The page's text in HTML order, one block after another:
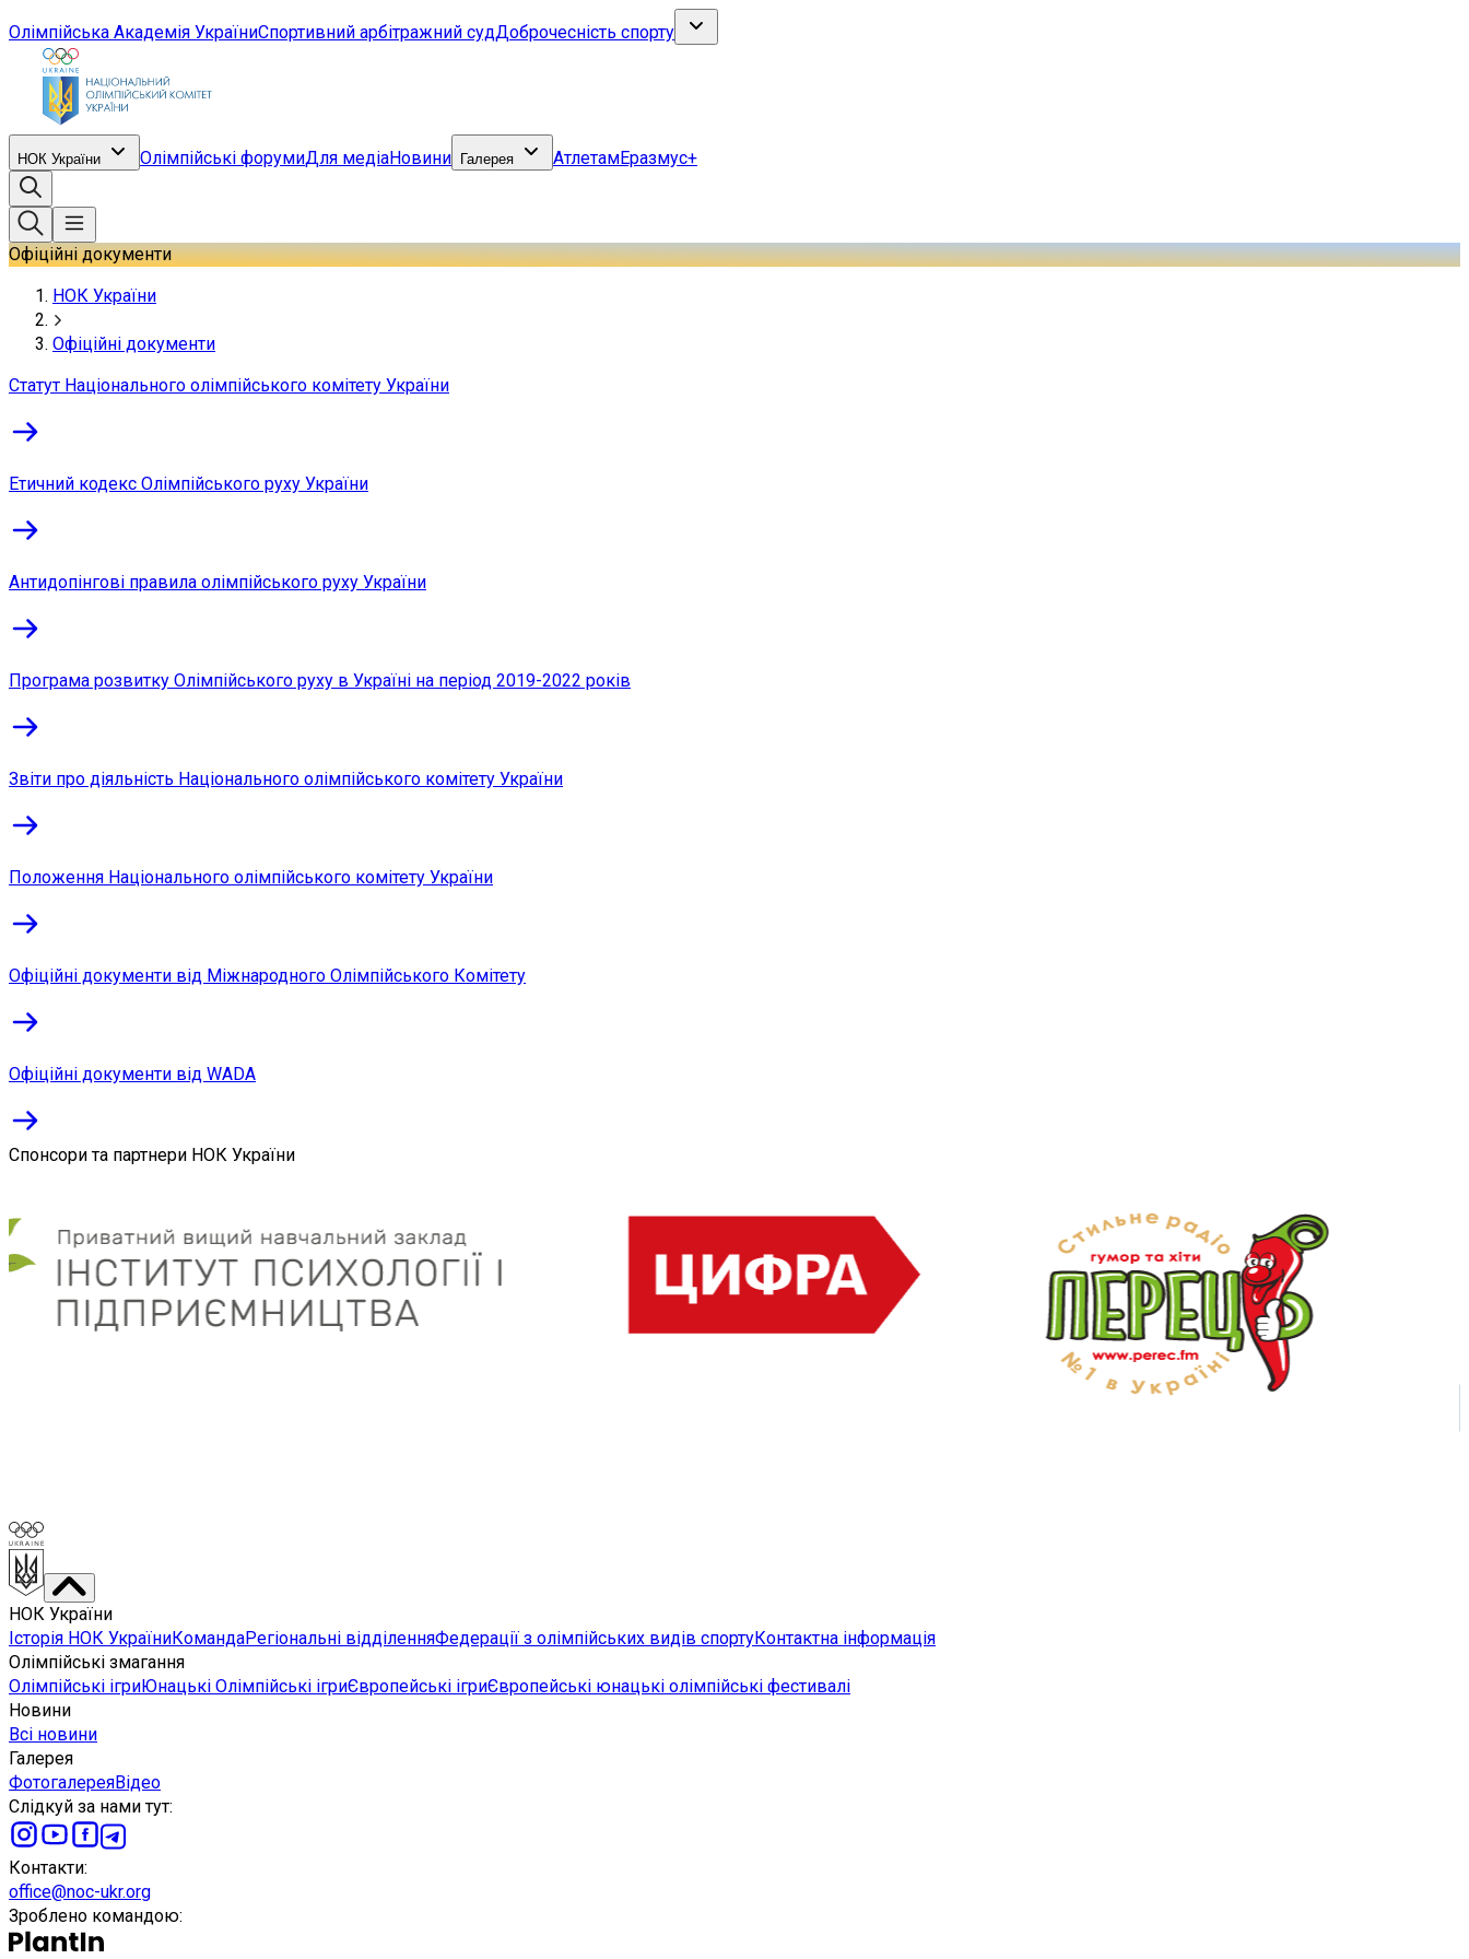
Олімпійська Академія УкраїниСпортивний арбітражний судДоброчесність спорту
НОК України Олімпійські форумиДля медіаНовини Галерея АтлетамЕразмус+
Офіційні документи
НОК України
Офіційні документи
Статут Національного олімпійського комітету України
Етичний кодекс Олімпійського руху України
Антидопінгові правила олімпійського руху України
Програма розвитку Олімпійського руху в Україні на період 2019-2022 років
Звіти про діяльність Національного олімпійського комітету України
Положення Національного олімпійського комітету України
Офіційні документи від Міжнародного Олімпійського Комітету
Офіційні документи від WADA
Спонсори та партнери НОК України
НОК України
Історія НОК УкраїниКомандаРегіональні відділенняФедерації з олімпійських видів спортуКонтактна інформація
Олімпійські змагання
Олімпійські ігриЮнацькі Олімпійські ігриЄвропейські ігриЄвропейські юнацькі олімпійські фестивалі
Новини
Всі новини
Галерея
ФотогалереяВідео
Слідкуй за нами тут:
Контакти:
office@noc-ukr.org
Зроблено командою: